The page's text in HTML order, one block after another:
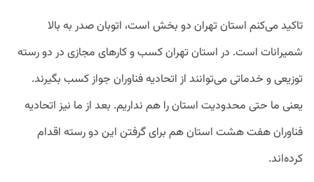
تاکید می‌کنم استان تهران دو بخش است، اتوبان صدر به بالا
شمیرانات است. در استان تهران کسب و کارهای مجازی در دو رسته
توزیعی و خدماتی می‌توانند از اتحادیه فناوران جواز کسب بگیرند.
یعنی ما حتی محدودیت استان را هم نداریم. بعد از ما نیز اتحادیه
فناوران هفت هشت استان هم برای گرفتن این دو رسته اقدام
کرده‌اند.